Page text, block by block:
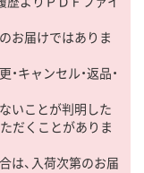
お届けではありま
キャンセル・返品・
いことが判明した
だくことがありま
は、入荷次第のお届